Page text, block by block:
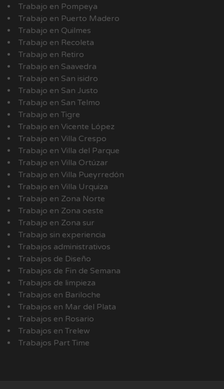
Trabajo en Pompeya
Trabajo en Puerto Madero
Trabajo en Quilmes
Trabajo en Recoleta
Trabajo en Retiro
Trabajo en Saavedra
Trabajo en San isidro
Trabajo en San Justo
Trabajo en San Telmo
Trabajo en Tigre
Trabajo en Vicente López
Trabajo en Villa Crespo
Trabajo en Villa del Parque
Trabajo en Villa Ortúzar
Trabajo en Villa Pueyrredón
Trabajo en Villa Urquiza
Trabajo en Zona Norte
Trabajo en Zona oeste
Trabajo en Zona sur
Trabajo sin experiencia
Trabajos administrativos
Trabajos de Diseño
Trabajos de Fin de Semana
Trabajos de limpieza
Trabajos en Bariloche
Trabajos en Mar del Plata
Trabajos en Rosario
Trabajos en Trelew
Trabajos Part Time